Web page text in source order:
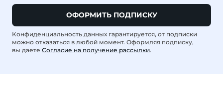
ОФОРМИТЬ ПОДПИСКУ
Конфиденциальность данных гарантируется, от подписки
можно отказаться в любой момент. Оформляя подписку,
вы даете Согласие на получение рассылки.